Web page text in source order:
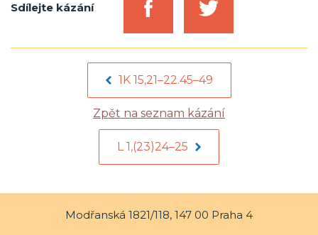
Sdílejte kázání
1K 15,21–22.45–49
Zpět na seznam kázání
L 1,(23)24–25
Modřanská 1821/118, 147 00 Praha 4